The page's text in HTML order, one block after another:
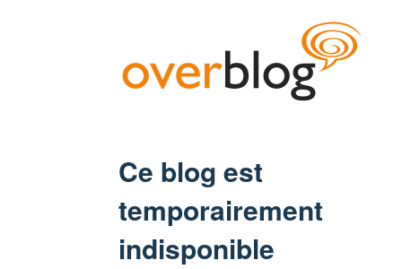
Ce blog est
temporairement
indisponible